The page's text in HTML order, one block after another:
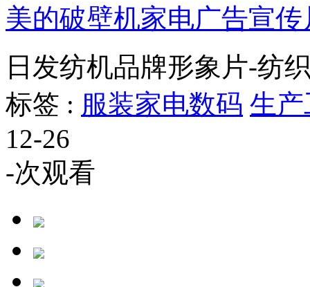
美的破壁机家电广告宣传
日发纺机品牌形象片-纺
标签 : 服装家电数码 生
12-26
-次观看